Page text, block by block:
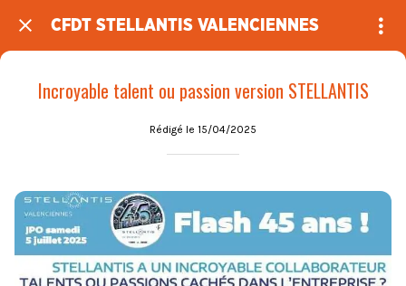
CFDT STELLANTIS VALENCIENNES
Incroyable talent ou passion version STELLANTIS
Rédigé le 15/04/2025